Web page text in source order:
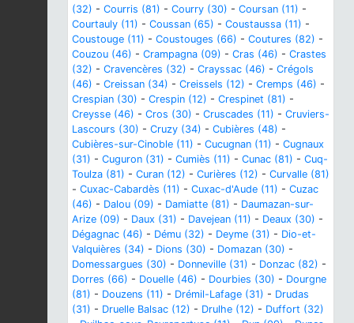
(32) - Courris (81) - Courry (30) - Coursan (11) -
Courtauly (11) - Coussan (65) - Coustaussa (11) -
Coustouge (11) - Coustouges (66) - Coutures (82) -
Couzou (46) - Crampagna (09) - Cras (46) - Crastes
(32) - Cravencères (32) - Crayssac (46) - Crégols
(46) - Creissan (34) - Creissels (12) - Cremps (46) -
Crespian (30) - Crespin (12) - Crespinet (81) -
Creysse (46) - Cros (30) - Cruscades (11) - Cruviers-
Lascours (30) - Cruzy (34) - Cubières (48) -
Cubières-sur-Cinoble (11) - Cucugnan (11) - Cugnaux
(31) - Cuguron (31) - Cumiès (11) - Cunac (81) - Cuq-
Toulza (81) - Curan (12) - Curières (12) - Curvalle (81)
- Cuxac-Cabardès (11) - Cuxac-d'Aude (11) - Cuzac
(46) - Dalou (09) - Damiatte (81) - Daumazan-sur-
Arize (09) - Daux (31) - Davejean (11) - Deaux (30) -
Dégagnac (46) - Dému (32) - Deyme (31) - Dio-et-
Valquières (34) - Dions (30) - Domazan (30) -
Domessargues (30) - Donneville (31) - Donzac (82) -
Dorres (66) - Douelle (46) - Dourbies (30) - Dourgne
(81) - Douzens (11) - Drémil-Lafage (31) - Drudas
(31) - Druelle Balsac (12) - Drulhe (12) - Duffort (32)